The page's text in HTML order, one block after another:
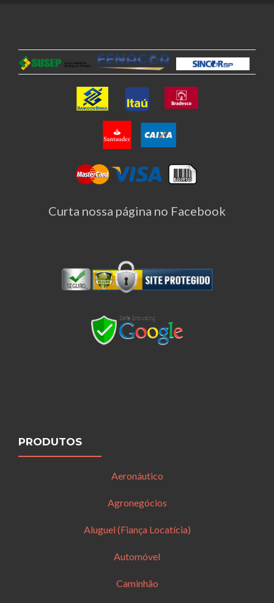
Curta nossa página no Facebook
PRODUTOS
Aeronáutico
Agronegócios
Aluguel (Fiança Locatícia)
Automóvel
Caminhão